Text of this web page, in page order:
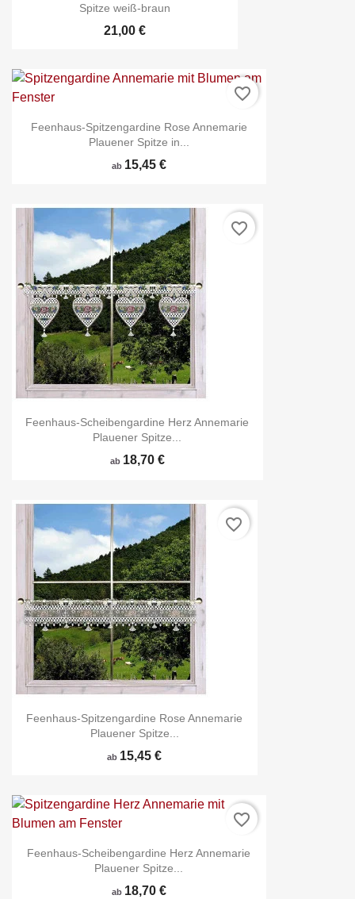
Spitze weiß-braun
21,00 €
Feenhaus-Spitzengardine Rose Annemarie
Plauener Spitze in...
ab 15,45 €
favorite_border
Feenhaus-Scheibengardine Herz Annemarie
Plauener Spitze...
ab 18,70 €
favorite_border
Feenhaus-Spitzengardine Rose Annemarie
Plauener Spitze...
ab 15,45 €
favorite_border
Feenhaus-Scheibengardine Herz Annemarie
Plauener Spitze...
ab 18,70 €
favorite_border